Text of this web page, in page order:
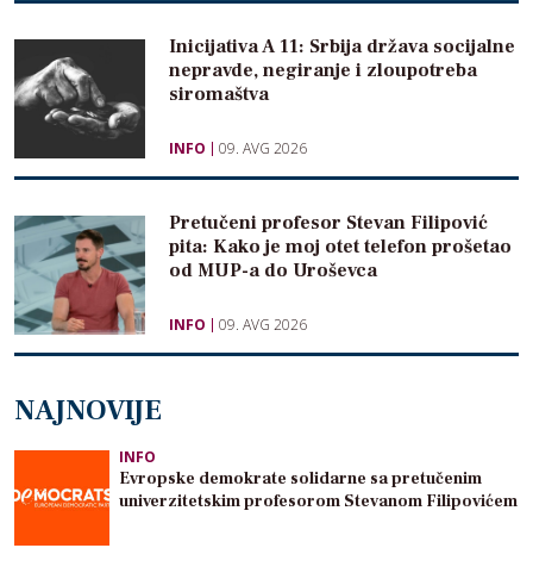
Inicijativa A 11: Srbija država socijalne
nepravde, negiranje i zloupotreba
siromaštva
INFO 09. AVG 2026
Pretučeni profesor Stevan Filipović
pita: Kako je moj otet telefon prošetao
od MUP-a do Uroševca
INFO 09. AVG 2026
NAJNOVIJE
INFO
Evropske demokrate solidarne sa pretučenim
univerzitetskim profesorom Stevanom Filipovićem